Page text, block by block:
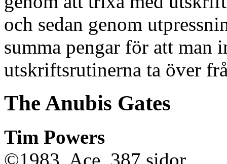
och sedan genom
summa pengar för att man
utskriftsrutinerna ta över
The Anubis Gates
Tim Powers